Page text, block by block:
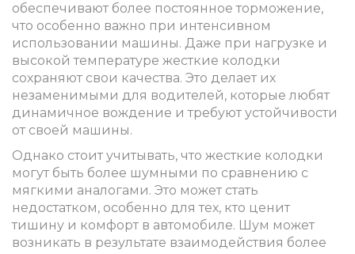
обеспечивают более постоянное торможение,
что особенно важно при интенсивном
использовании машины. Даже при нагрузке и
высокой температуре жесткие колодки
сохраняют свои качества. Это делает их
незаменимыми для водителей, которые любят
динамичное вождение и требуют устойчивости
от своей машины.
Однако стоит учитывать, что жесткие колодки
могут быть более шумными по сравнению с
мягкими аналогами. Это может стать
недостатком, особенно для тех, кто ценит
тишину и комфорт в автомобиле. Шум может
возникать в результате взаимодействия более